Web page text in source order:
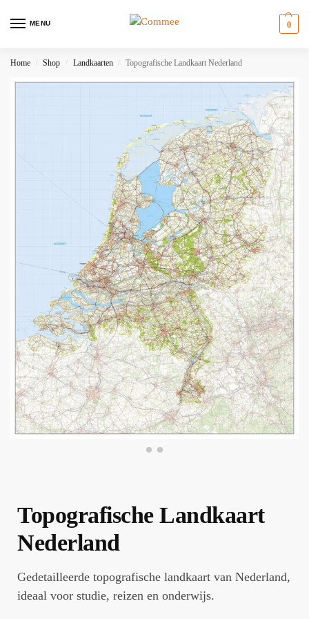
MENU 0
Home / Shop / Landkaarten / Topografische Landkaart Nederland
Topografische Landkaart
Nederland
Gedetailleerde topografische landkaart van Nederland,
ideaal voor studie, reizen en onderwijs.